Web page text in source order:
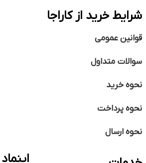
شرایط خرید از کاراجا
قوانین عمومی
سوالات متداول
نحوه خرید
نحوه پرداخت
نحوه ارسال
اینماد